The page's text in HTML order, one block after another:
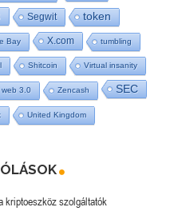
Segwit token
Bay X.com tumbling
Shitcoin Virtual insanity
web 3.0 Zencash SEC
United Kingdom
kriptoeszköz szolgáltatók